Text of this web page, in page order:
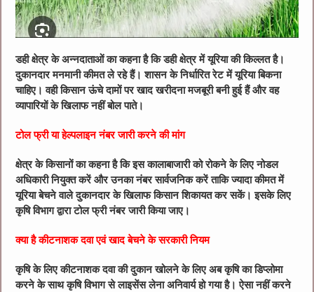
डही क्षेत्र के अन्नदाताओं का कहना है कि डही क्षेत्र में यूरिया की किल्लत है।
दुकानदार मनमानी कीमत ले रहे हैं। शासन के निर्धारित रेट में यूरिया बिकना
चाहिए। वही किसान ऊंचे दामों पर खाद खरीदना मजबूरी बनी हुई हैं और वह
व्यापारियों के खिलाफ नहीं बोल पाते।
टोल फ्री या हेल्पलाइन नंबर जारी करने की मांग
क्षेत्र के किसानों का कहना है कि इस कालाबाजारी को रोकने के लिए नोडल
अधिकारी नियुक्त करें और उनका नंबर सार्वजनिक करें ताकि ज्यादा कीमत में
यूरिया बेचने वाले दुकानदार के खिलाफ किसान शिकायत कर सकें। इसके लिए
कृषि विभाग द्वारा टोल फ्री नंबर जारी किया जाए।
क्या है कीटनाशक दवा एवं खाद बेचने के सरकारी नियम
कृषि के लिए कीटनाशक दवा की दुकान खोलने के लिए अब कृषि का डिप्लोमा
करने के साथ कृषि विभाग से लाइसेंस लेना अनिवार्य हो गया है। ऐसा नहीं करने